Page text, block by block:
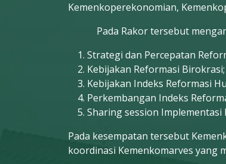
Kemenkoperekonomian,
Pada Rakor tersebut
Strategi dan Percepatan
Kebijakan Reformasi Birokrasi;
Kebijakan Indeks Reformasi
Perkembangan Indeks
Sharing session Implementasi
Pada kesempatan tersebut
koordinasi Kemenkomarves yang